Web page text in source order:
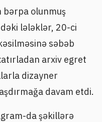
bərpa olunmuş
lələklər, 20-ci
səbəb
arxiv egret
dizayner
davam etdi.
da şəkillərə